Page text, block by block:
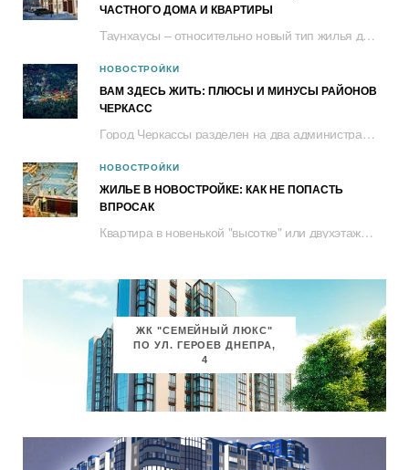
ЧАСТНОГО ДОМА И КВАРТИРЫ
Таунхаусы – относительно новый тип жилья для черкащан. Это двухэтажный дом с...
НОВОСТРОЙКИ
ВАМ ЗДЕСЬ ЖИТЬ: ПЛЮСЫ И МИНУСЫ РАЙОНОВ
ЧЕРКАСС
Город Черкассы разделен на два административных района – Сосновский и Приднепровский....
НОВОСТРОЙКИ
ЖИЛЬЕ В НОВОСТРОЙКЕ: КАК НЕ ПОПАСТЬ
ВПРОСАК
Квартира в новенькой "высотке" или двухэтажном таунхаусе – это не только комфортное...
ЖК "СЕМЕЙНЫЙ ЛЮКС"
ПО УЛ. ГЕРОЕВ ДНЕПРА,
4